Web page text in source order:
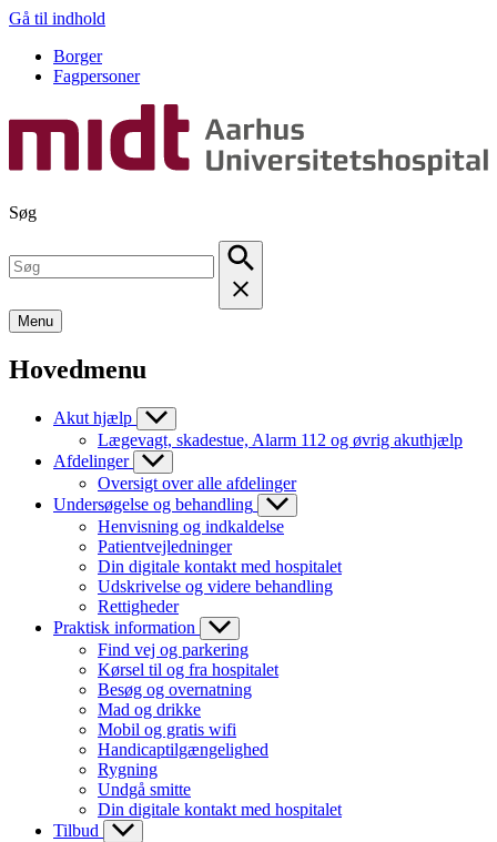
Gå til indhold
Borger
Fagpersoner
Søg
Menu
Hovedmenu
Akut hjælp
Lægevagt, skadestue, Alarm 112 og øvrig akuthjælp
Afdelinger
Oversigt over alle afdelinger
Undersøgelse og behandling
Henvisning og indkaldelse
Patientvejledninger
Din digitale kontakt med hospitalet
Udskrivelse og videre behandling
Rettigheder
Praktisk information
Find vej og parkering
Kørsel til og fra hospitalet
Besøg og overnatning
Mad og drikke
Mobil og gratis wifi
Handicaptilgængelighed
Rygning
Undgå smitte
Din digitale kontakt med hospitalet
Tilbud